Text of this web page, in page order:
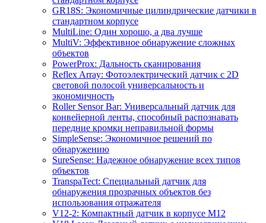
GR18S: Экономичные цилиндрические датчики в
стандартном корпусе
MultiLine: Один хорошо, а два лучше
MultiV: Эффективное обнаружение сложных
объектов
PowerProx: Дальность сканирования
Reflex Array: Фотоэлектрический датчик с 2D
световой полосой универсальность и
экономичность
Roller Sensor Bar: Универсальный датчик для
конвейерной ленты, способный распознавать
передние кромки неправильной формы
SimpleSense: Экономичное решений по
обнаружению
SureSense: Надежное обнаружение всех типов
объектов
TranspaTect: Специальный датчик для
обнаружения прозрачных объектов без
использования отражателя
V12-2: Компактный датчик в корпусе M12